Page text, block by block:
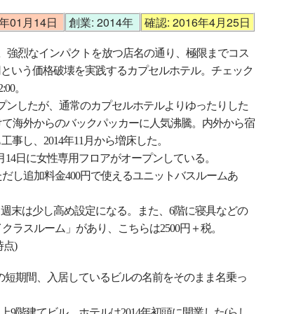
01月14日 創業: 2014年 確認: 2016年4月25日
強烈なインパクトを放つ店名の通り、極限までコス
いう価格破壊を実践するカプセルホテル。チェック
。
ンしたが、通常のカプセルホテルよりゆったりした
海外からのバックパッカーに人気沸騰。内外から宿
事し、2014年11月から増床した。
日に女性専用フロアがオープンしている。
し追加料金400円で使えるユニットバスルームあ
末は少し高め設定になる。また、6階に寝具などの
ラスルーム」があり、こちらは2500円＋税。
点)
短期間、入居しているビルの名前をそのまま名乗っ